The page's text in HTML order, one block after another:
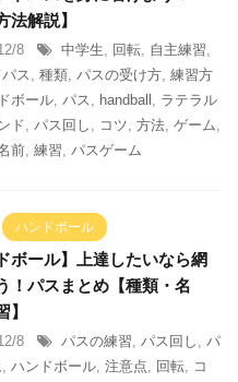
法解説】
8 中学生, 回転, 自主練習,
ス, 種類, パスの受け方, 練習方
ボール, パス, handball , ラテラル
ド, パス回し , コツ, 方法, ゲーム,
前, 練習, パスゲーム
ハンドボール
ボール】上達したいなら網
！パスまとめ【種類・名
】
8 パスの練習, パス回し , パ
, ハンドボール, 注意点, 回転, コ